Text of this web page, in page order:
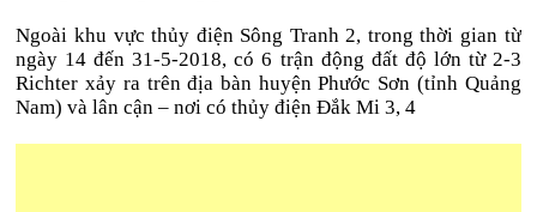
Ngoài khu vực thủy điện Sông Tranh 2, trong thời gian từ
ngày 14 đến 31-5-2018, có 6 trận động đất độ lớn từ 2-3
Richter xảy ra trên địa bàn huyện Phước Sơn (tỉnh Quảng
Nam) và lân cận – nơi có thủy điện Đắk Mi 3, 4